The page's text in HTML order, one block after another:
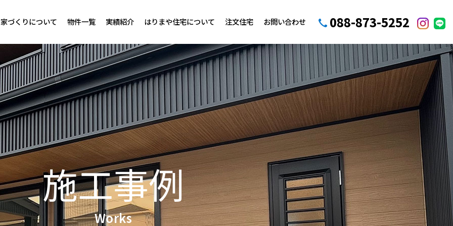
家づくりについて 物件一覧 実績紹介 はりまや住宅について 注文住宅 お問い合わせ 088-873-5252
施工事例
Works